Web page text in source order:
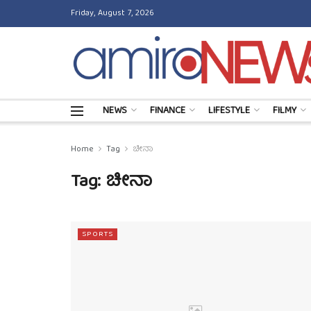
Friday, August 7, 2026
NEWS FINANCE LIFESTYLE FILMY
Home Tag ಚೀನಾ
Tag: ಚೀನಾ
SPORTS